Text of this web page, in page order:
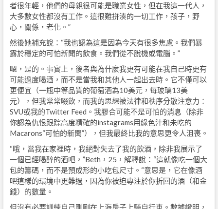
者很年輕，他們的母親很可能是職業女性，但在我這一代人，
大多數女性都沒有工作。這很難拼湊的一切工作，孩子，野
心，關係，老化。”
然後她補充說：“我也認為這是因為今天有很多焦慮。我們暴
露於穩定的可怕新聞的飲食。我們從不脫機或電腦。”
嗯，是的。事實上，後者與為什麼我更有可能在我自己時更有
可能過度喝酒，而不是當我和其他人一起出去時。它不僅可以
更便宜（一瓶中等品質的葡萄酒為10美元，每玻璃13美
元），但我常常啜飲，而我的思想被法律和秩序分散注意力：
SVU或我的Twitter Feed。我膠合可能不是可怕的消息（除非
你認為仇恨跟踪高度精確的instagrams用綠色汁和未吃的
Macarons“可怕的新聞”），但我最終比我的意思更令人沮喪。
“哦，當我在家裡時，我絕對失去了我的飲酒，除非我展示了
一個已經喝醉的酒吧，”Beth，25，解釋說：“這就像吃一個大
包的籌碼，而不是預成形的小吃包尺寸。“意思是，它在像酒
吧這樣的環境中更難過，因為你被迫專注於你折回的酒（和金
錢）的數量。
但沒有必要訓練自己剛剛在上海房子上騎自行車。數據證明，